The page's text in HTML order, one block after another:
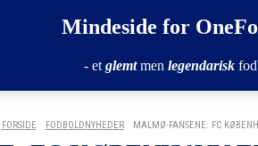
Mindeside for
- et glemtmen legendarisk
FORSIDE FODBOLDNYHEDER MALMØ-FANSENE: FC